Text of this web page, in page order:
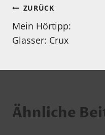
ZURÜCK
Mein Hörtipp:
Glasser: Crux
Ähnliche